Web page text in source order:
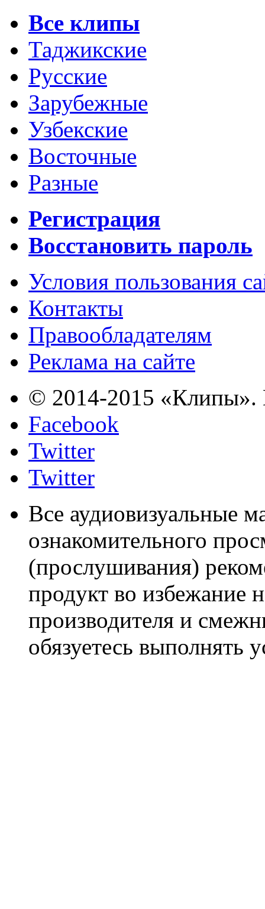
Все клипы
Таджикские
Русские
Зарубежные
Узбекские
Восточные
Разные
Регистрация
Восстановить пароль
Условия пользования
Контакты
Правообладателям
Реклама на сайте
© 2014-2015 «Клипы».
Facebook
Twitter
Twitter
Все аудиовизуальные
ознакомительного
(прослушивания)
продукт во избежание
производителя и
обязуетесь выполнять